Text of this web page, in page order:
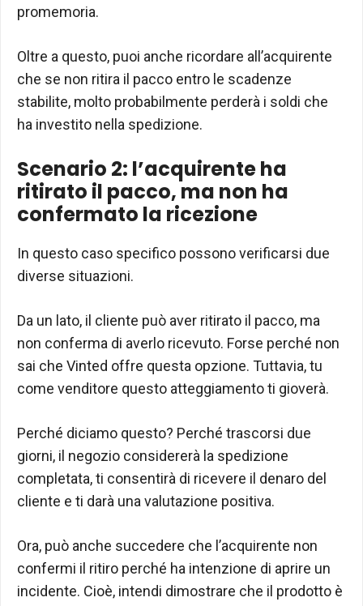
promemoria.
Oltre a questo, puoi anche ricordare all’acquirente
che se non ritira il pacco entro le scadenze
stabilite, molto probabilmente perderà i soldi che
ha investito nella spedizione.
Scenario 2: l’acquirente ha
ritirato il pacco, ma non ha
confermato la ricezione
In questo caso specifico possono verificarsi due
diverse situazioni.
Da un lato, il cliente può aver ritirato il pacco, ma
non conferma di averlo ricevuto. Forse perché non
sai che Vinted offre questa opzione. Tuttavia, tu
come venditore questo atteggiamento ti gioverà.
Perché diciamo questo? Perché trascorsi due
giorni, il negozio considererà la spedizione
completata, ti consentirà di ricevere il denaro del
cliente e ti darà una valutazione positiva.
Ora, può anche succedere che l’acquirente non
confermi il ritiro perché ha intenzione di aprire un
incidente. Cioè, intendi dimostrare che il prodotto è